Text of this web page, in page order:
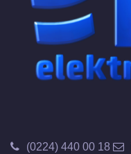
(0224) 440 00 18